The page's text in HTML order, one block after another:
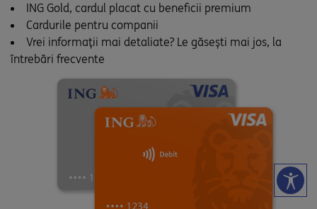
ING Gold, cardul placat cu beneficii premium
Cardurile pentru companii
Vrei informații mai detaliate? Le găsești mai jos, la
întrebări frecvente